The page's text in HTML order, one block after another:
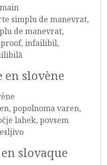
simplu de manevrat,
de manevrat,
infailibil,
slovène
popolnoma varen,
lahek, povsem
slovaque